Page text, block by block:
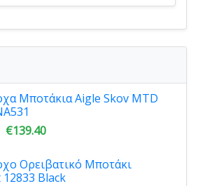
Μποτάκια Aigle Skov MTD
€139.40
Ορειβατικό Μποτάκι
Black